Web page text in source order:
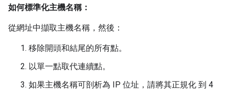
如何標準化主機名稱：
從網址中擷取主機名稱，然後：
移除開頭和結尾的所有點。
以單一點取代連續點。
如果主機名稱可剖析為 IP 位址，請將其正規化 到 4